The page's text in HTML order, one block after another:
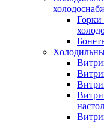
Горки